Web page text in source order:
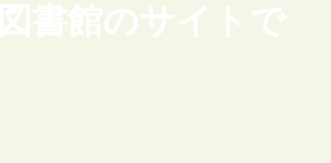
書館のサイトで